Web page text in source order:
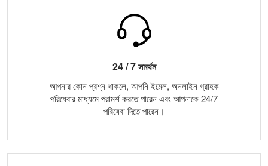
24 / 7 সমর্থন
আপনার কোন প্রশ্ন থাকলে, আপনি ইমেল, অনলাইন গ্রাহক
পরিষেবার মাধ্যমে পরামর্শ করতে পারেন এবং আপনাকে 24/7
পরিষেবা দিতে পারেন।